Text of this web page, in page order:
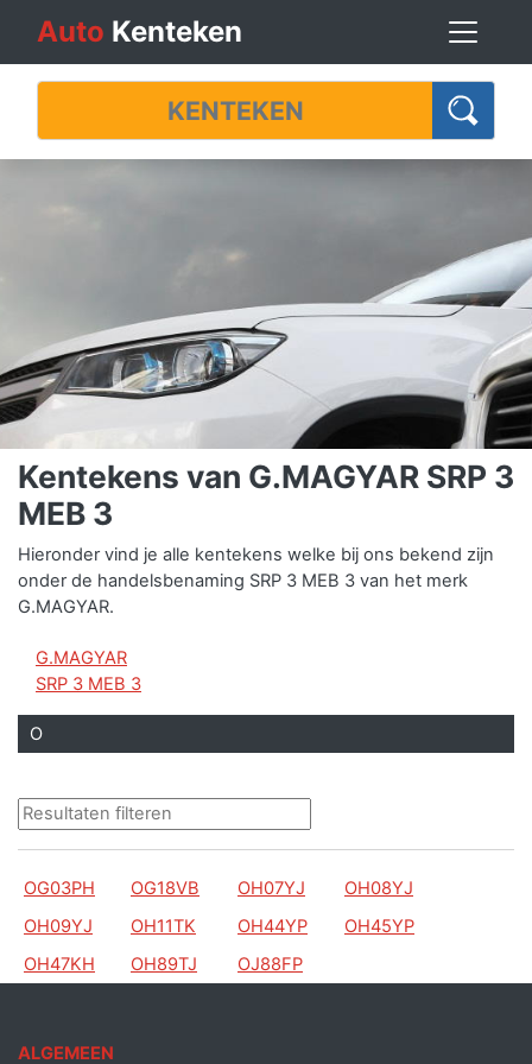
Auto Kenteken
Kentekens van G.MAGYAR SRP 3
MEB 3
Hieronder vind je alle kentekens welke bij ons bekend zijn
onder de handelsbenaming SRP 3 MEB 3 van het merk
G.MAGYAR.
G.MAGYAR
SRP 3 MEB 3
O
OG03PH OG18VB OH07YJ
OH08YJ
OH09YJ
OH11TK OH44YP
OH45YP
OH47KH
OH89TJ OJ88FP
ALGEMEEN